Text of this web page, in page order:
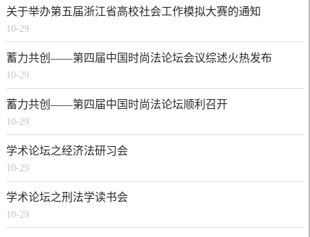
关于举办第五届浙江省高校社会工作模拟大赛的通知
10-29
蓄力共创——第四届中国时尚法论坛会议综述火热发布
10-29
蓄力共创——第四届中国时尚法论坛顺利召开
10-29
学术论坛之经济法研习会
10-29
学术论坛之刑法学读书会
10-29